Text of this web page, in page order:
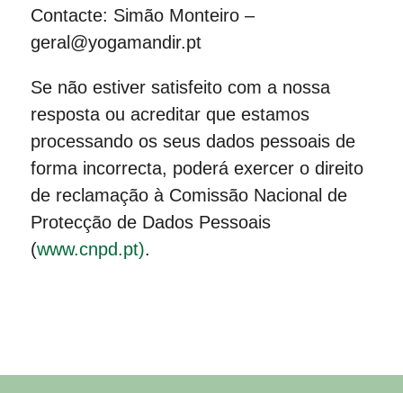
Contacte: Simão Monteiro –
geral@yogamandir.pt
Se não estiver satisfeito com a nossa
resposta ou acreditar que estamos
processando os seus dados pessoais de
forma incorrecta, poderá exercer o direito
de reclamação à Comissão Nacional de
Protecção de Dados Pessoais
(www.cnpd.pt).